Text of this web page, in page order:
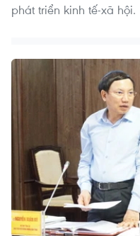
phát triển kinh tế-xã hội.